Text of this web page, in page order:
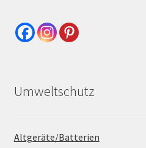
Umweltschutz
Altgeräte/Batterien